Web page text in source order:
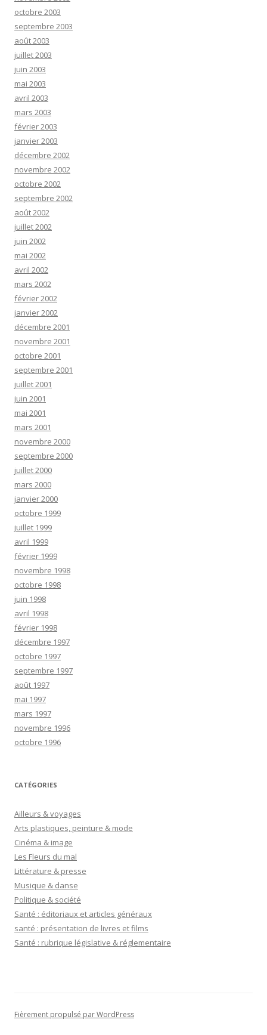
octobre 2003
septembre 2003
août 2003
juillet 2003
juin 2003
mai 2003
avril 2003
mars 2003
février 2003
janvier 2003
décembre 2002
novembre 2002
octobre 2002
septembre 2002
août 2002
juillet 2002
juin 2002
mai 2002
avril 2002
mars 2002
février 2002
janvier 2002
décembre 2001
novembre 2001
octobre 2001
septembre 2001
juillet 2001
juin 2001
mai 2001
mars 2001
novembre 2000
septembre 2000
juillet 2000
mars 2000
janvier 2000
octobre 1999
juillet 1999
avril 1999
février 1999
novembre 1998
octobre 1998
juin 1998
avril 1998
février 1998
décembre 1997
octobre 1997
septembre 1997
août 1997
mai 1997
mars 1997
novembre 1996
octobre 1996
CATÉGORIES
Ailleurs & voyages
Arts plastiques, peinture & mode
Cinéma & image
Les Fleurs du mal
Littérature & presse
Musique & danse
Politique & société
Santé : éditoriaux et articles généraux
santé : présentation de livres et films
Santé : rubrique législative & réglementaire
Fièrement propulsé par WordPress